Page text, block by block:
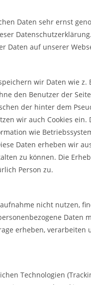
Daten sehr ernst
Daten auf unserer
wir Daten wie
den Benutzer der
der hinter dem
wir auch Cookies
wie
Daten erheben wir
zu können. Die
Person zu.
nicht nutzen,
Daten
erheben, verarbeiten
Technologien